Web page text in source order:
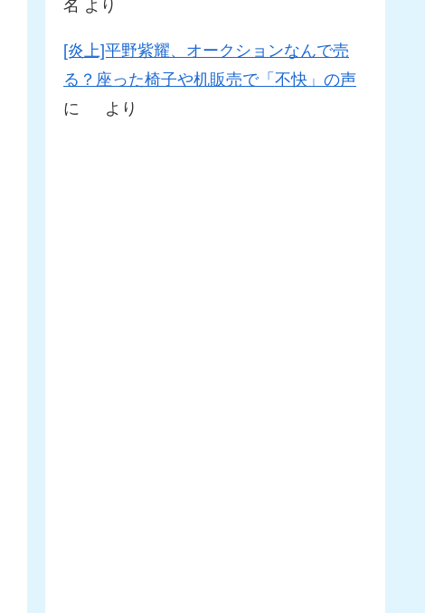
名 より
[炎上]平野紫耀、オークションなんで売
る？座った椅子や机販売で「不快」の声
に
より